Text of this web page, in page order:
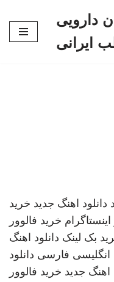
دارویی
ایرانی
دانلود اهنگ جدید خرید
خرید فالوور
بک لینک دانلود اهنگ
انگلیسی فارسی دانلود
اهنگ جدید خرید فالوور